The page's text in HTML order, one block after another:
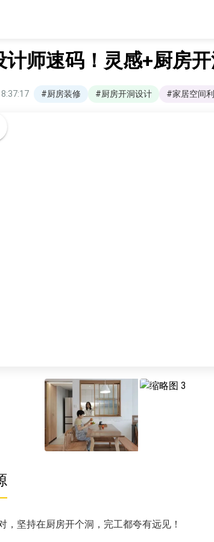
计师速码！灵感+厨房
#厨房装修 #厨房开洞设计 #家居空间
，坚持在厨房开个洞，完工都夸有远见！